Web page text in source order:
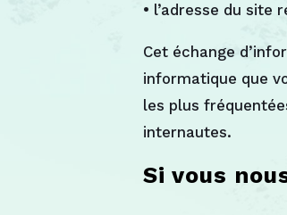
• l’adresse du
Cet échange
informatique que
les plus
internautes.
Si vous